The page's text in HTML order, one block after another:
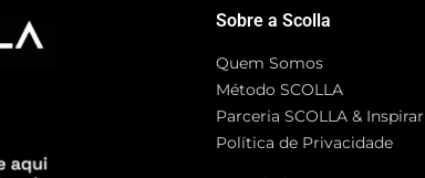
Sobre a Scolla
Quem Somos
Método SCOLLA
Parceria SCOLLA & Inspirar
Política de Privacidade